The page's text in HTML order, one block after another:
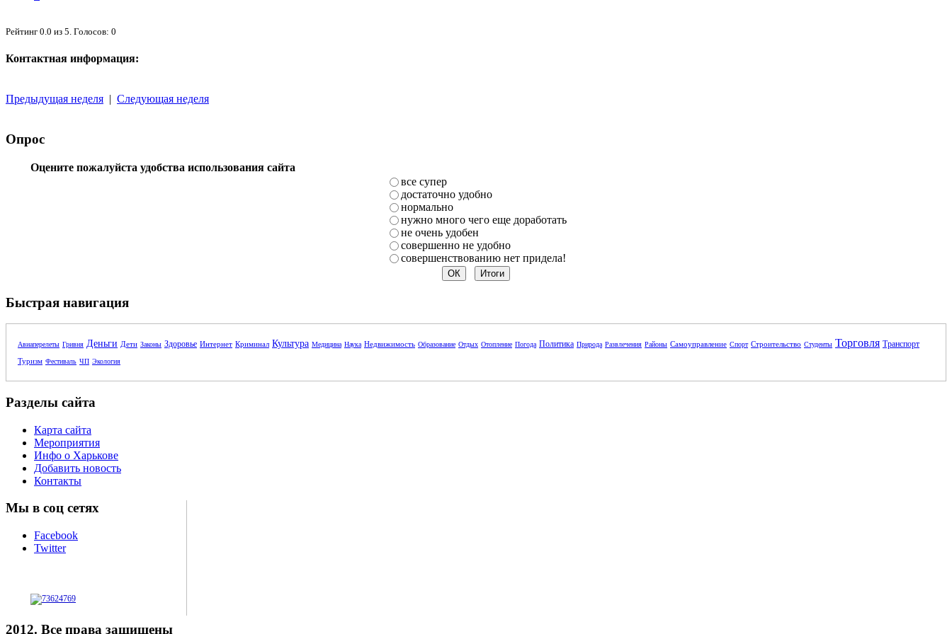
Рейтинг 0.0 из 5 . Голосов: 0
Контактная информация:
Предыдущая неделя | Следующая неделя
Опрос
Оцените пожалуйста удобства использования сайта
все супер
достаточно удобно
нормально
нужно много чего еще доработать
не очень удобен
совершенно не удобно
совершенствованию нет придела!
Быстрая навигация
Авиаперелеты Гривня Деньги Дети Законы Здоровье Интернет Криминал Культура Медицина Наука Недвижимость Образование Отдых Отопление Погода Политика Природа Развлечения Районы Самоуправление Спорт Строительство Студенты Торговля Транспорт
Туризм Фестиваль ЧП Экология
Разделы сайта
Карта сайта
Мероприятия
Инфо о Харькове
Добавить новость
Контакты
Мы в соц сетях
Facebook
Twitter
2012. Все права защищены